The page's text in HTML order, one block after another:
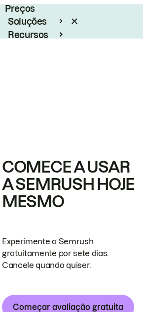
Preços
Soluções
Recursos
COMECE A USAR
A SEMRUSH HOJE
MESMO
Experimente a Semrush
gratuitamente por sete dias.
Cancele quando quiser.
Começar avaliação gratuita